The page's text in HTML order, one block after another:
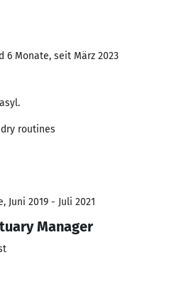
6 Monate, seit März 2023
routines
Juni 2019 - Juli 2021
Manager